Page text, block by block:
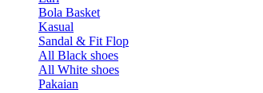
Bola Basket
Kasual
Sandal & Fit Flop
All Black shoes
All White shoes
Pakaian